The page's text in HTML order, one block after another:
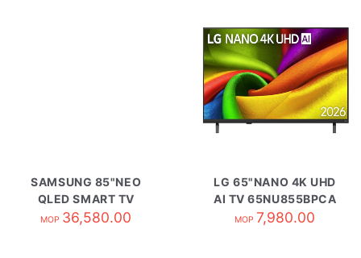
SAMSUNG 85"NEO
QLED SMART TV
QA85QN70HAJXZK
MOP 36,580.00
LG 65"NANO 4K UHD
AI TV 65NU855BPCA
MOP 7,980.00